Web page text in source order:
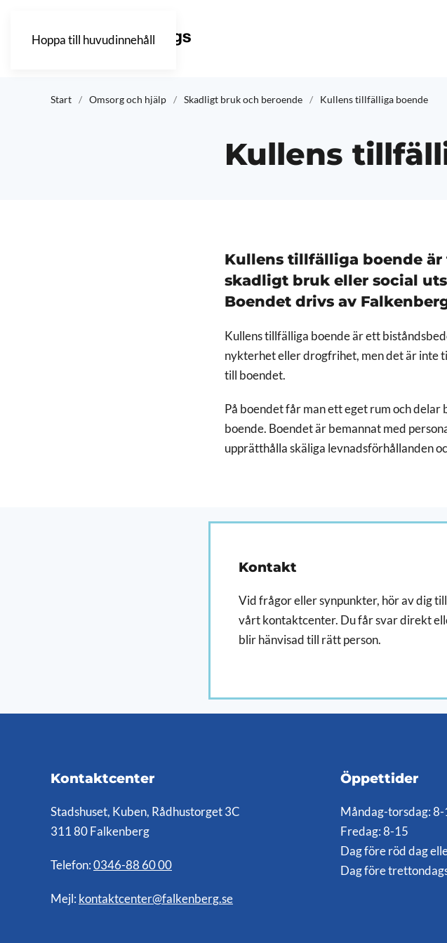
Hoppa till huvudinnehåll
Start Omsorg och hjälp Skadligt bruk och beroende Kullens tillfälliga boende
Kullens
Kullens tillfälliga boende är
skadligt bruk eller social
Boendet drivs av
Kullens tillfälliga boendeär ett
nykterhet eller drogfrihet, men det är inte
till boendet.
På boendet får man ett eget rum och
boende. Boendet är bemannat med
upprätthålla skäliga levnadsförhållanden
Kontakt
Vid frågor eller synpunkter, hör av dig till
vårt kontaktcenter. Du får svar direkt
blir hänvisad till rätt person.
Kontaktcenter
Stadshuset, Kuben, Rådhustorget 3C
311 80 Falkenberg
Telefon: 0346-88 60 00
Mejl: kontaktcenter@falkenberg.se
Öppettider
Måndag-torsdag: 8-
Fredag: 8-15
Dag före röd dag
Dag före